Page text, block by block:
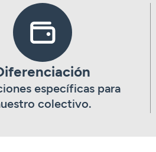
específicas para
colectivo.